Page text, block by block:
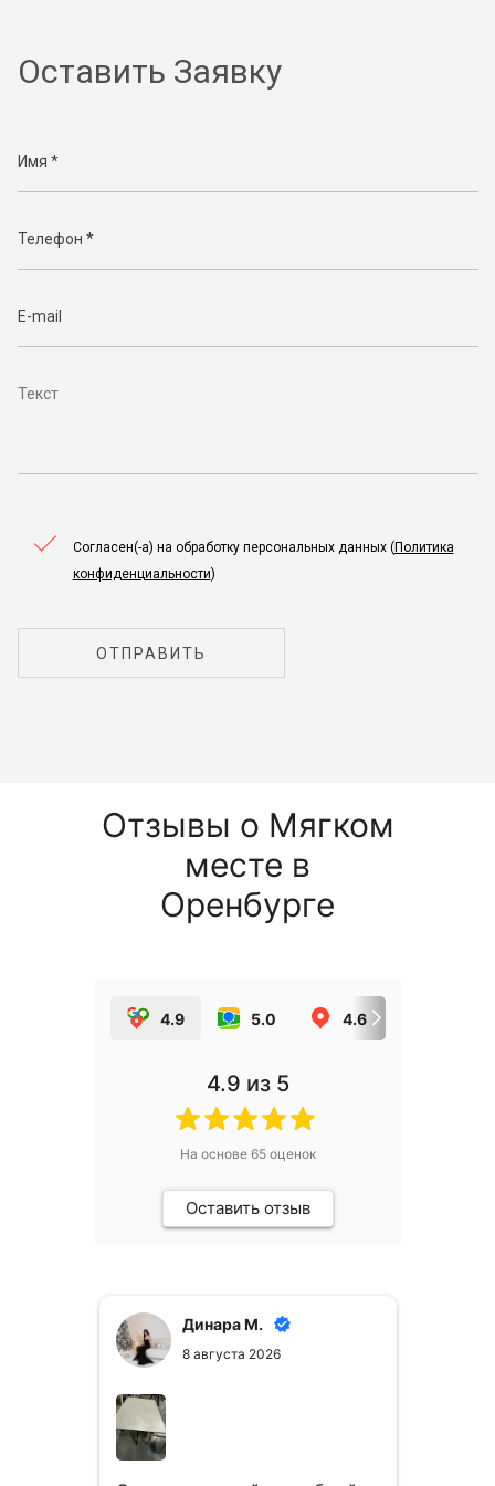
Оставить Заявку
Согласен(-а) на обработку персональных данных (Политика
конфиденциальности)
ОТПРАВИТЬ
Отзывы о Мягком
месте в
Оренбурге
4.9 5.0 4.6
4.9 из 5
На основе 65оценок
Оставить отзыв
Динара М.
8 августа 2026